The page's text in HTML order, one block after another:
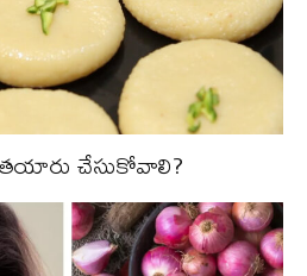
చేసుకోవాలి?